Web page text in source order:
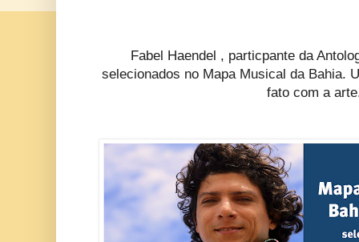
Fabel Haendel , particpante da
selecionados no Mapa Musical da Bahia.
fato com a